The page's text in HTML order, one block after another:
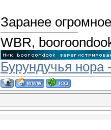
Заранее
WBR,
Бурундучья нора